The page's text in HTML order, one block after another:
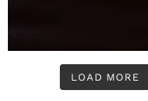
LOAD MORE